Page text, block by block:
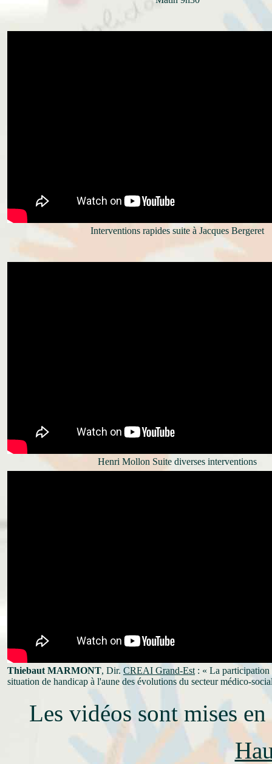
Interventions rapides suite à Jacques Bergeret
Henri Mollon Suite diverses interventions
Thiebaut MARMONT, Dir. CREAI Grand-Est : « La participation
situation de handicap à l'aune des évolutions du secteur médico-
Les vidéos sont mises